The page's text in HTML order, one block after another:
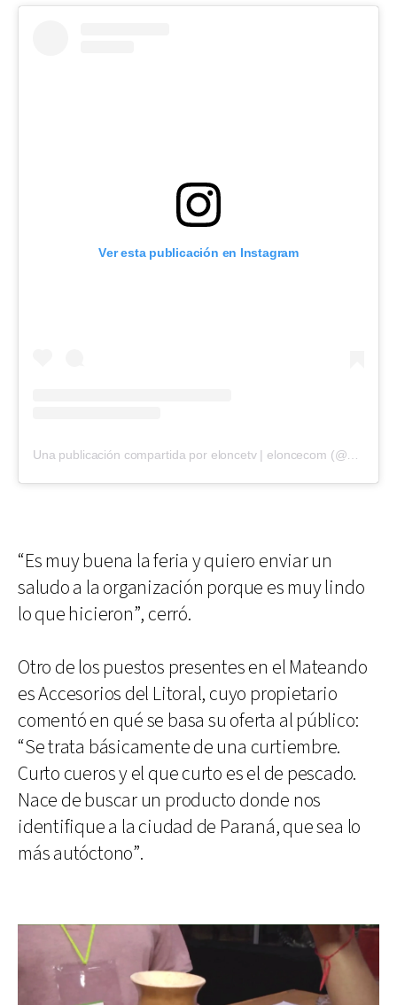
Ver esta publicación en Instagram
“Es muy buena la feria y quiero enviar un
saludo a la organización porque es muy lindo
lo que hicieron”, cerró.
Otro de los puestos presentes en el Mateando
es Accesorios del Litoral, cuyo propietario
comentó en qué se basa su oferta al público:
“Se trata básicamente de una curtiembre.
Curto cueros y el que curto es el de pescado.
Nace de buscar un producto donde nos
identifique a la ciudad de Paraná, que sea lo
más autóctono”.